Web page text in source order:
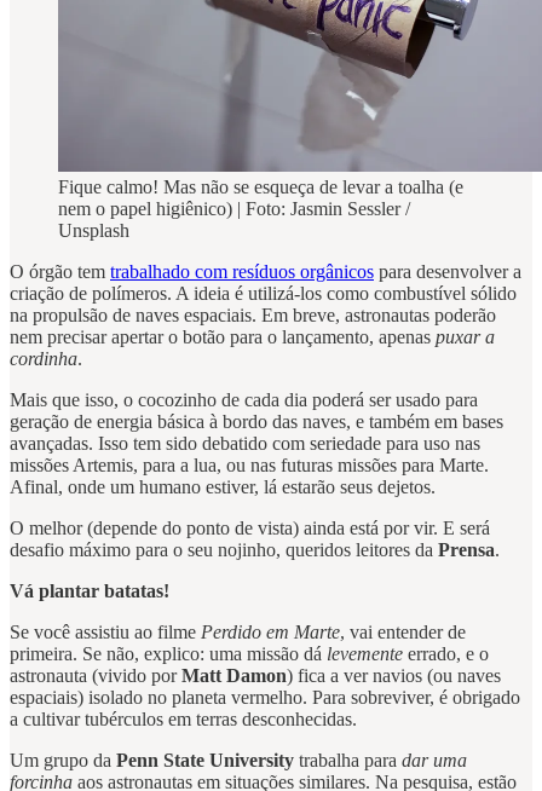
Fique calmo! Mas não se esqueça de levar a toalha (e
nem o papel higiênico) | Foto: Jasmin Sessler /
Unsplash
O órgão tem trabalhado com resíduos orgânicos para desenvolver a
criação de polímeros. A ideia é utilizá-los como combustível sólido
na propulsão de naves espaciais. Em breve, astronautas poderão
nem precisar apertar o botão para o lançamento, apenas puxar a
cordinha.
Mais que isso, o cocozinho de cada dia poderá ser usado para
geração de energia básica à bordo das naves, e também em bases
avançadas. Isso tem sido debatido com seriedade para uso nas
missões Artemis, para a lua, ou nas futuras missões para Marte.
Afinal, onde um humano estiver, lá estarão seus dejetos.
O melhor (depende do ponto de vista) ainda está por vir. E será
desafio máximo para o seu nojinho, queridos leitores da Prensa.
Vá plantar batatas!
Se você assistiu ao filme Perdido em Marte, vai entender de
primeira. Se não, explico: uma missão dá levemente errado, e o
astronauta (vivido porMatt Damon) fica a ver navios (ou naves
espaciais) isolado no planeta vermelho. Para sobreviver, é obrigado
a cultivar tubérculos em terras desconhecidas.
Um grupo da Penn State University trabalha para dar uma
forcinha aos astronautas em situações similares. Na pesquisa, estão